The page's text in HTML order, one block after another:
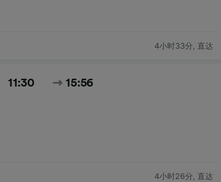
4小时33分, 直达
11:30 15:56
4小时26分, 直达